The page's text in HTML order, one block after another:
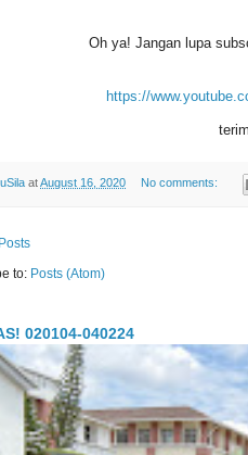
Oh ya! Jangan lupa
https://
atAugust 16, 2020 No comments:
to: Posts (Atom)
020104-040224